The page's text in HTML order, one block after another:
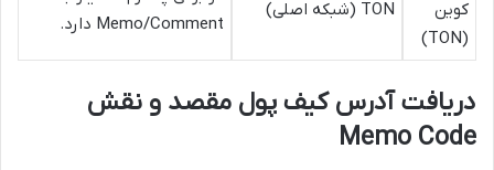
کوین
(TON)
TON (شبکه اصلی)
Memo/Comment دارد.
دریافت آدرس کیف پول مقصد و نقش
Memo Code